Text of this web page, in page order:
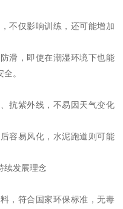
不仅影响训练，还可能增加
滑，即使在潮湿环境下也能
。
抗紫外线，不易因天气变化
容易风化，水泥跑道则可能
续发展理念
，符合国家环保标准，无毒